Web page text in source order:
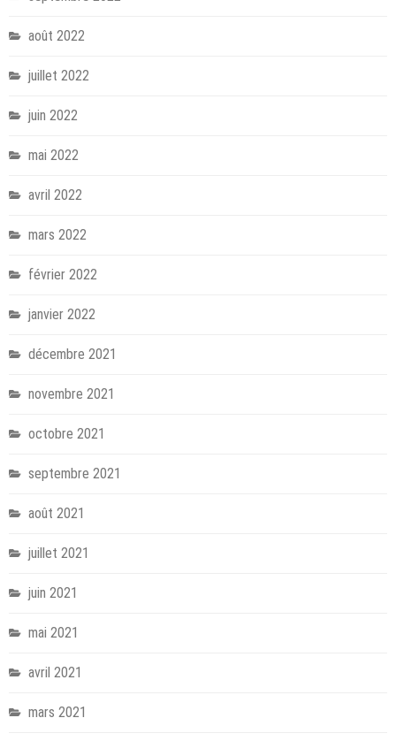
août 2022
juillet 2022
juin 2022
mai 2022
avril 2022
mars 2022
février 2022
janvier 2022
décembre 2021
novembre 2021
octobre 2021
septembre 2021
août 2021
juillet 2021
juin 2021
mai 2021
avril 2021
mars 2021